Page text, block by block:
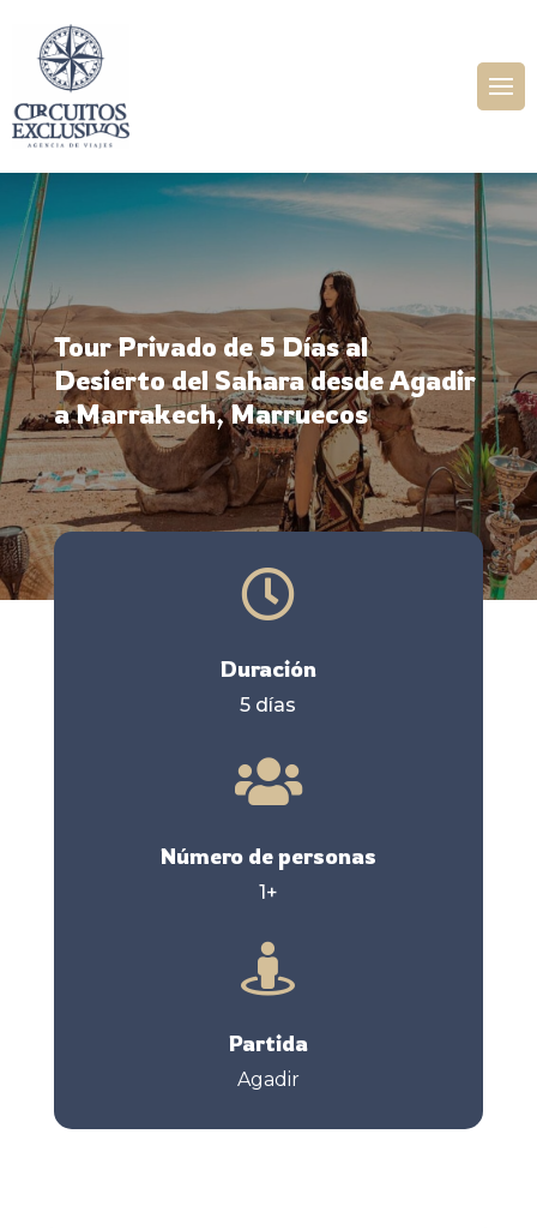
Tour Privado de 5 Días al
Desierto del Sahara desde Agadir
a Marrakech, Marruecos

Duración
5 días

Número de personas
1+

Partida
Agadir